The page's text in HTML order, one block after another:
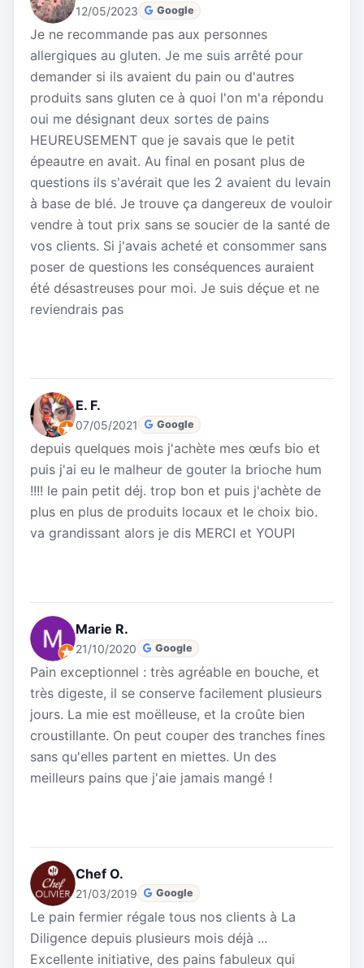
12/05/2023 Google
Je ne recommande pas aux personnes
allergiques au gluten. Je me suis arrêté pour
demander si ils avaient du pain ou d'autres
produits sans gluten ce à quoi l'on m'a répondu
oui me désignant deux sortes de pains
HEUREUSEMENT que je savais que le petit
épeautre en avait. Au final en posant plus de
questions ils s'avérait que les 2 avaient du levain
à base de blé. Je trouve ça dangereux de vouloir
vendre à tout prix sans se soucier de la santé de
vos clients. Si j'avais acheté et consommer sans
poser de questions les conséquences auraient
été désastreuses pour moi. Je suis déçue et ne
reviendrais pas
E. F.
07/05/2021 Google
depuis quelques mois j'achète mes œufs bio et
puis j'ai eu le malheur de gouter la brioche hum
!!!! le pain petit déj. trop bon et puis j'achète de
plus en plus de produits locaux et le choix bio.
va grandissant alors je dis MERCI et YOUPI
Marie R.
21/10/2020 Google
Pain exceptionnel : très agréable en bouche, et
très digeste, il se conserve facilement plusieurs
jours. La mie est moëlleuse, et la croûte bien
croustillante. On peut couper des tranches fines
sans qu'elles partent en miettes. Un des
meilleurs pains que j'aie jamais mangé !
Chef O.
21/03/2019 Google
Le pain fermier régale tous nos clients à La
Diligence depuis plusieurs mois déjà ...
Excellente initiative, des pains fabuleux qui